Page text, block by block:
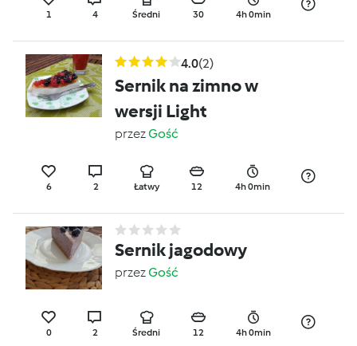
1 4 Średni 30 4h 0min
4.0(2)
Sernik na zimno w
wersji Light
przezGość
6 2 Łatwy 12 4h 0min
Sernik jagodowy
przezGość
0 2 Średni 12 4h 0min